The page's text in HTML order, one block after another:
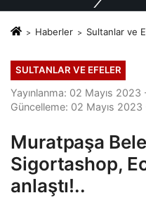
Haberler Sultanlar ve
SULTANLAR VE EFELER
Yayınlanma: 02 Mayıs
Güncelleme: 02 Mayıs 2023
Muratpaşa
Sigortashop,
anlaştı!..